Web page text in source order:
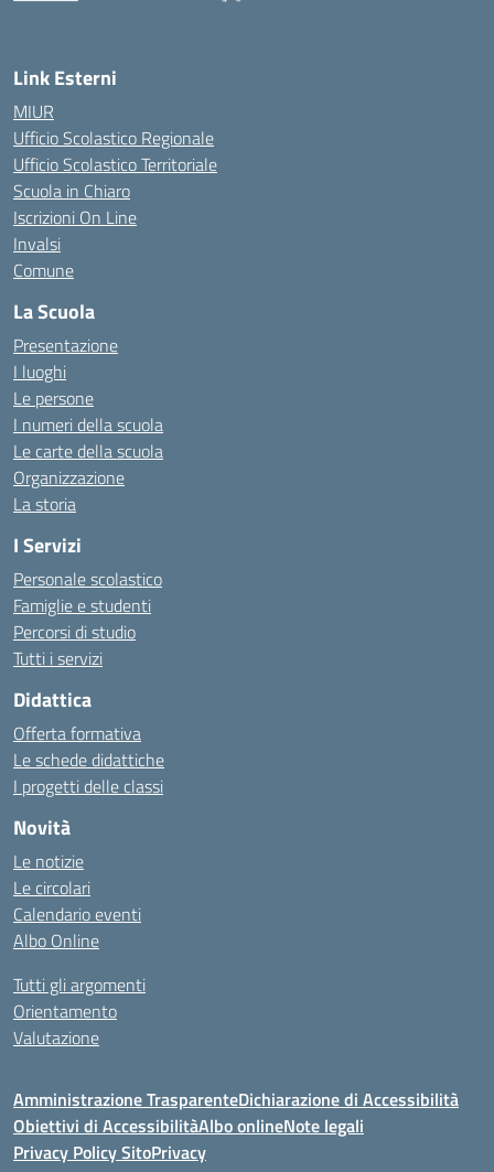
Link Esterni
MIUR
Ufficio Scolastico Regionale
Ufficio Scolastico Territoriale
Scuola in Chiaro
Iscrizioni On Line
Invalsi
Comune
La Scuola
Presentazione
I luoghi
Le persone
I numeri della scuola
Le carte della scuola
Organizzazione
La storia
I Servizi
Personale scolastico
Famiglie e studenti
Percorsi di studio
Tutti i servizi
Didattica
Offerta formativa
Le schede didattiche
I progetti delle classi
Novità
Le notizie
Le circolari
Calendario eventi
Albo Online
Tutti gli argomenti
Orientamento
Valutazione
Amministrazione TrasparenteDichiarazione di Accessibilità
Obiettivi di AccessibilitàAlbo onlineNote legali
Privacy Policy SitoPrivacy